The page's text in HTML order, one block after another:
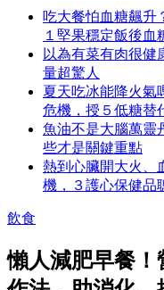
吃大餐怕血糖飆升
１堅果穩定飯後血
以為有菜有肉很健
量超驚人
夏天吃冰能降火氣
危機，授５低糖替
魚油不是大腦萬靈
些才是關鍵重點
熱到心臟開大火、
機，３護心保健品
飲食
懶人減肥早餐